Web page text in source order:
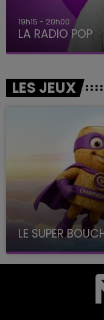
19h15 - 20h00
LA RADIO POP
LES JEUX
LE SUPER
avec La Famille